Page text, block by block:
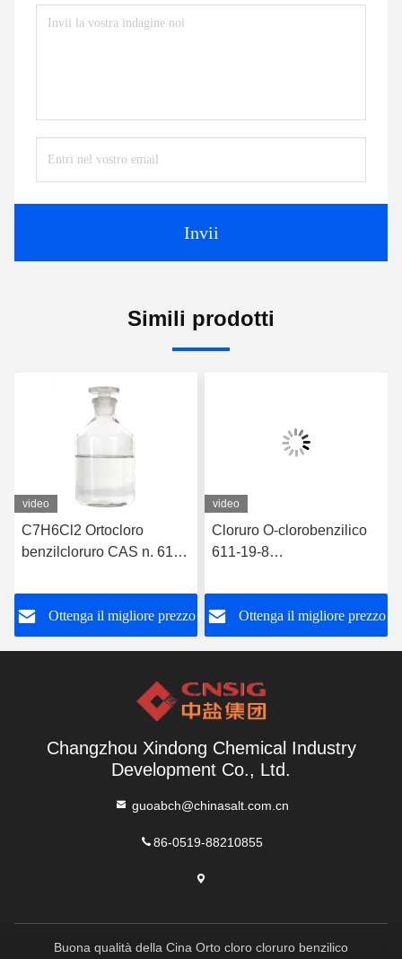
Invii
Simili prodotti
video
C7H6Cl2 Ortocloro
benzilcloruro CAS n. 611
Ottenga il migliore prezzo
video
Cloruro O-clorobenzilico
611-19-8
farmacia
Ottenga il migliore prezzo
Changzhou Xindong Chemical Industry
Development Co., Ltd.
guoabch@chinasalt.com.cn
86-0519-88210855
Buona qualità della Cina Orto cloro cloruro benzilico